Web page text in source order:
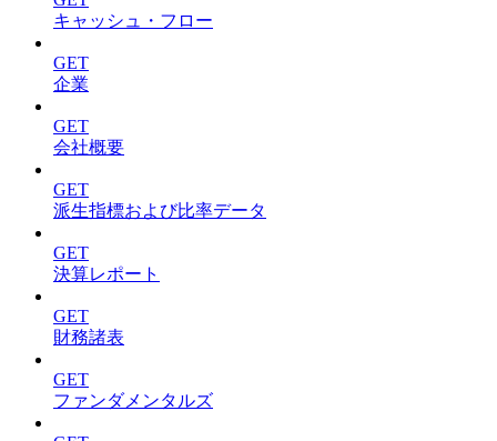
キャッシュ・フロー
GET
企業
GET
会社概要
GET
派生指標および比率データ
GET
決算レポート
GET
財務諸表
GET
ファンダメンタルズ